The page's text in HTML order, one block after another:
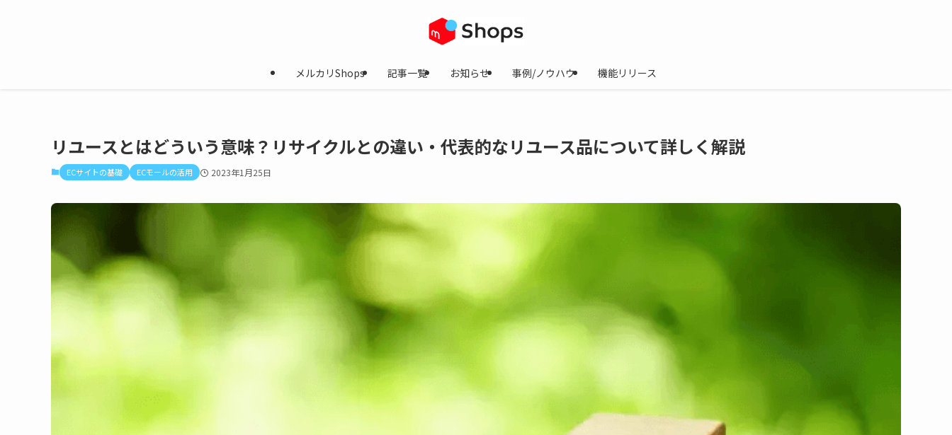
メルカリShops 記事一覧 お知らせ 事例/ノウハウ 機能リリース
リユースとはどういう意味？リサイクルとの違い・代表的なリユース品について詳しく解説
ECサイトの基礎 ECモールの活用 2023年1月25日